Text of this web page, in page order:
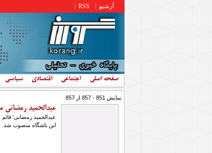
آرشیو RSS
صفحه اصلی اجتماعی اقتصادی سیاسی
نمایش 851 - 857 از 857
عبدالحمید
عبدالحمید رمضانی'
این باشگاه منصوب شد.